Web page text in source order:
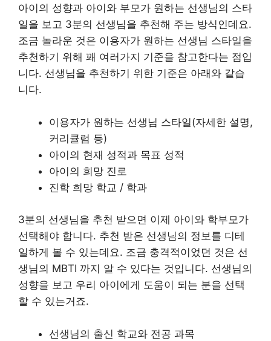
아이의 성향과 아이와 부모가 원하는 선생님의 스타
일을 보고 3분의 선생님을 추천해 주는 방식인데요.
조금 놀라운 것은 이용자가 원하는 선생님 스타일을
추천하기 위해 꽤 여러가지 기준을 참고한다는 점입
니다. 선생님을 추천하기 위한 기준은 아래와 같습
니다.
이용자가 원하는 선생님 스타일(자세한 설명,
커리큘럼 등)
아이의 현재 성적과 목표 성적
아이의 희망 진로
진학 희망 학교 / 학과
3분의 선생님을 추천 받으면 이제 아이와 학부모가
선택해야 합니다. 추천 받은 선생님의 정보를 디테
일하게 볼 수 있는데요. 조금 충격적이었던 것은 선
생님의 MBTI 까지 알 수 있다는 것입니다. 선생님의
성향을 보고 우리 아이에게 도움이 되는 분을 선택
할 수 있는거죠.
선생님의 출신 학교와 전공 과목